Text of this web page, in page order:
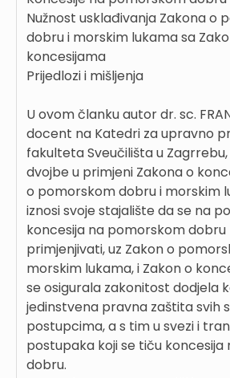
Nužnost usklađivanja Zakona o
dobru i morskim lukama sa
koncesijama
Prijedlozi i mišljenja
U ovom članku autor dr. sc.
docent na Katedri za upravno
fakulteta Sveučilišta u
dvojbe u primjeni Zakona o
o pomorskom dobru i morskim
iznosi svoje stajalište da se na
koncesija na pomorskom dobru
primjenjivati, uz Zakon o
morskim lukama, i Zakon o
se osigurala zakonitost dodjela
jedinstvena pravna zaštita svih
postupcima, a s tim u svezi i
postupaka koji se tiču
dobru.